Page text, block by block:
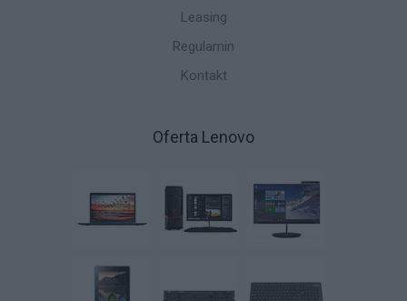
Leasing
Regulamin
Kontakt
Oferta Lenovo